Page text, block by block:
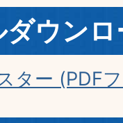
ダウン
ター (PDF